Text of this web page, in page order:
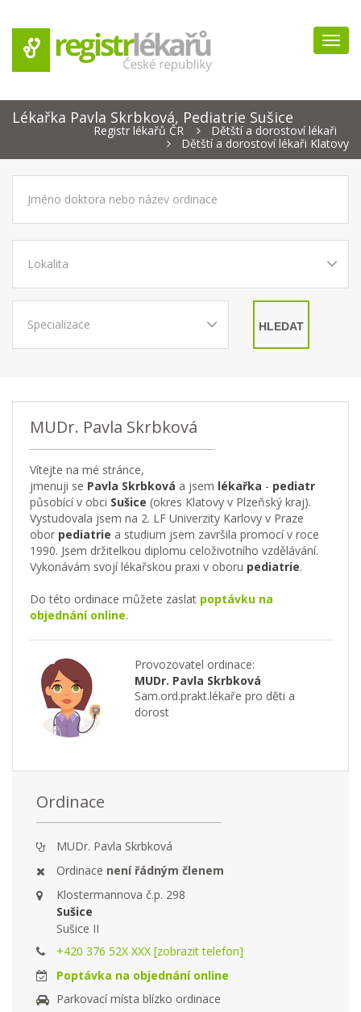
Lékařka Pavla Skrbková, Pediatrie Sušice
Registr lékařů ČR
Dětští a dorostoví lékaři
Dětští a dorostoví lékaři Klatovy
HLEDAT
MUDr. Pavla Skrbková
Vítejte na mé stránce,
jmenuji se Pavla Skrbková a jsem lékařka - pediatr
působící v obci Sušice (okres Klatovy v Plzeňský kraj).
Vystudovala jsem na 2. LF Univerzity Karlovy v Praze
obor pediatrie a studium jsem završila promocí v roce
1990. Jsem držitelkou diplomu celoživotního vzdělávání.
Vykonávám svojí lékařskou praxi v oboru pediatrie.
Do této ordinace můžete zaslat poptávku na
objednání online.
Provozovatel ordinace:
MUDr. Pavla Skrbková
Sam.ord.prakt.lékaře pro děti a
dorost
Ordinace
MUDr. Pavla Skrbková
Ordinace není řádným členem
Klostermannova č.p. 298
Sušice
Sušice II
+420 376 52X XXX [zobrazit telefon]
Poptávka na objednání online
Parkovací místa blízko ordinace